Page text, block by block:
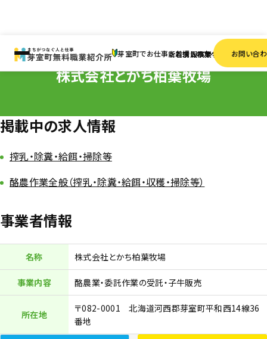
芽室町でお仕事をお探しの方へ
新着情報求人検索事業者一覧お問い合
株式会社とかち柏葉牧場
掲載中の求人情報
搾乳・除糞・給餌・掃除等
酪農作業全般（搾乳・除糞・給餌・収穫・掃除等）
事業者情報
名称 株式会社とかち柏葉牧場
事業内容 酪農業・委託作業の受託・子牛販売
所在地
〒082-0001 北海道河西郡芽室町平和西14線36
番地